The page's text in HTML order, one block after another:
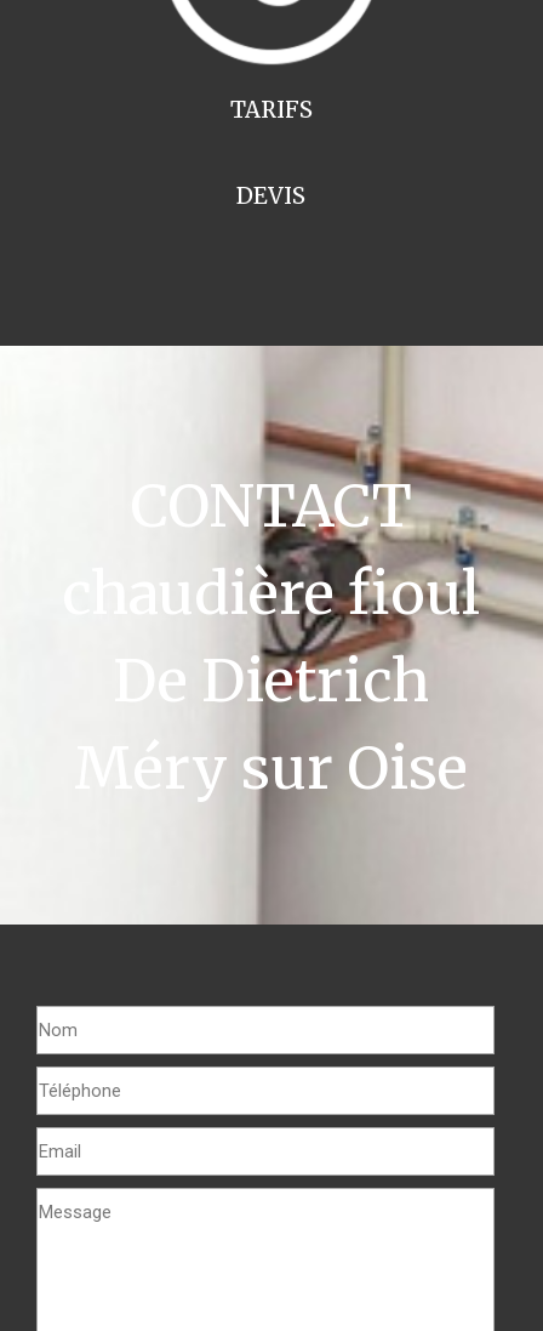
TARIFS
DEVIS
CONTACT
chaudière fioul
De Dietrich
Méry sur Oise